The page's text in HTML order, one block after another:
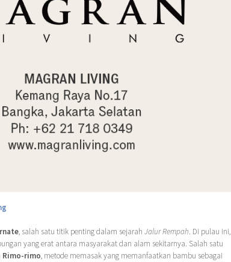
, salah satu titik penting dalam sejarah Jalur Rempah. Di pulau ini,
yang erat antara masyarakat dan alam sekitarnya. Salah satu
Rimo-rimo, metode memasak yang memanfaatkan bambu sebagai